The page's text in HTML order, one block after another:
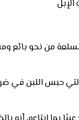
من نحو بائع
حبس اللبن في